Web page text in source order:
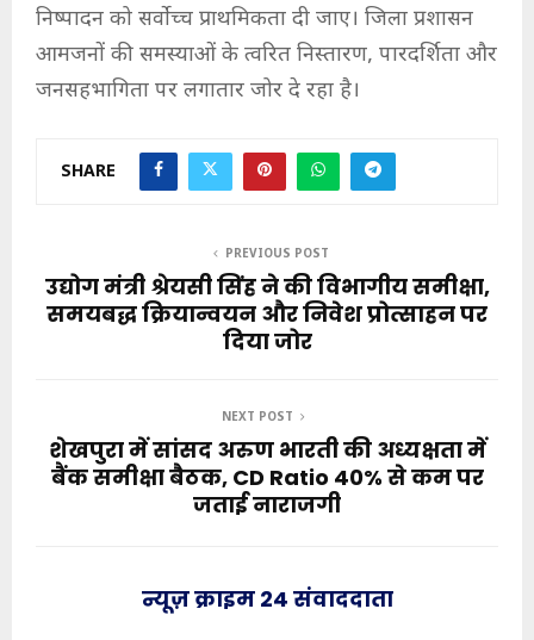
निष्पादन को सर्वोच्च प्राथमिकता दी जाए। जिला प्रशासन
आमजनों की समस्याओं के त्वरित निस्तारण, पारदर्शिता और
जनसहभागिता पर लगातार जोर दे रहा है।
SHARE
PREVIOUS POST
उद्योग मंत्री श्रेयसी सिंह ने की विभागीय समीक्षा,
समयबद्ध क्रियान्वयन और निवेश प्रोत्साहन पर
दिया जोर
NEXT POST
शेखपुरा में सांसद अरुण भारती की अध्यक्षता में
बैंक समीक्षा बैठक, CD Ratio 40% से कम पर
जताई नाराजगी
न्यूज़ क्राइम 24 संवाददाता